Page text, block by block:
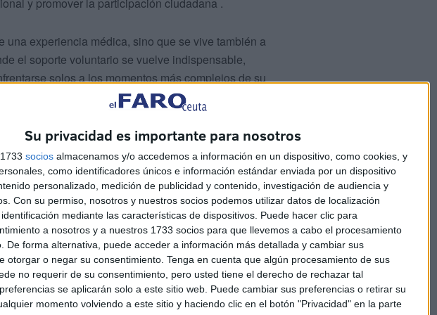
Su privacidad es importante para nosotros
socios almacenamos y/o accedemos a información en un dispositivo, como cookies, y
como identificadores únicos e información estándar enviada por un dispositivo
personalizado, medición de publicidad y contenido, investigación de audiencia y
Con su permiso, nosotros y nuestros socios podemos utilizar datos de localización
mediante las características de dispositivos. Puede hacer clic para
a nosotros y a nuestros 1733 socios para que llevemos a cabo el procesamiento
De forma alternativa, puede acceder a información más detallada y cambiar sus
otorgar o negar su consentimiento. Tenga en cuenta que algún procesamiento de sus
no requerir de su consentimiento, pero usted tiene el derecho de rechazar tal
se aplicarán solo a este sitio web. Puede cambiar sus preferencias o retirar su
momento volviendo a este sitio y haciendo clic en el botón "Privacidad" en la parte
y promover la participación ciudadana .
experiencia médica, sino que se vive también a
el soporte voluntario se vuelve indispensable,
solos a los momentos más complejos de su
para adaptarse a las necesidades
de especial dificultad y la iniciativa ‘En sus
a otros a involucrarse de manera activa.